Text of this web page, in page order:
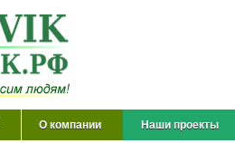
О компании Наши проекты